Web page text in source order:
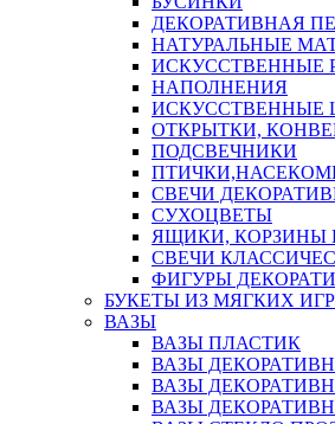
ДЕКОРАТИВНАЯ
НАТУРАЛЬНЫЕ
ИСКУССТВЕННЫЕ
НАПОЛНЕНИЯ
ИСКУССТВЕННЫЕ
ОТКРЫТКИ,
ПОДСВЕЧНИКИ
СВЕЧИ
СУХОЦВЕТЫ
ЯЩИКИ, КОРЗИНЫ
СВЕЧИ
ФИГУРЫ
БУКЕТЫ ИЗ МЯГКИХ
ВАЗЫ
ВАЗЫ ПЛАСТИК
ВАЗЫ
ВАЗЫ
ВАЗЫ